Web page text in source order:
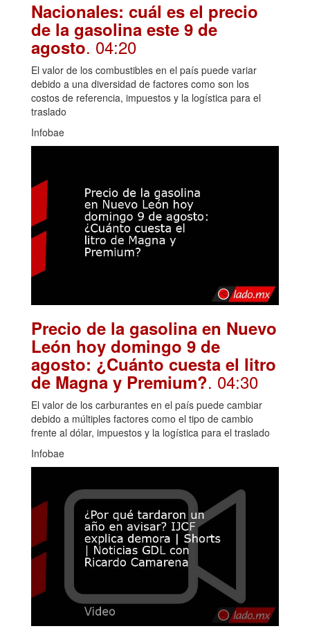
Nacionales: cuál es el precio
de la gasolina este 9 de
agosto. 04:20
El valor de los combustibles en el país puede variar
debido a una diversidad de factores como son los
costos de referencia, impuestos y la logística para el
traslado
Infobae
Precio de la gasolina en Nuevo
León hoy domingo 9 de
agosto: ¿Cuánto cuesta el litro
de Magna y Premium?. 04:30
El valor de los carburantes en el país puede cambiar
debido a múltiples factores como el tipo de cambio
frente al dólar, impuestos y la logística para el traslado
Infobae